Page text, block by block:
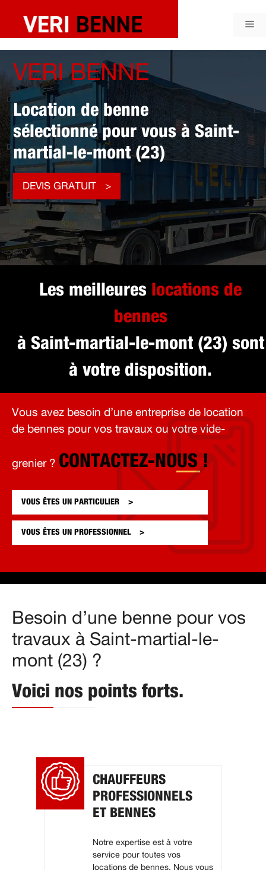
contenu
VERI BENNE
Location de benne
sélectionné pour vous à Saint-
martial-le-mont (23)
DEVIS GRATUIT
Les meilleures locations de
bennes
à Saint-martial-le-mont (23) sont
à votre disposition.
Vous avez besoin d’une entreprise de location
de bennes pour vos travaux ou votre vide-
grenier ? CONTACTEZ-NOUS !
VOUS ÊTES UN PARTICULIER
VOUS ÊTES UN PROFESSIONNEL
Besoin d’une benne pour vos
travaux à Saint-martial-le-
mont (23) ?
Voici nos points forts.
CHAUFFEURS
PROFESSIONNELS
ET BENNES
Notre expertise est à votre
service pour toutes vos
locations de bennes. Nous vous